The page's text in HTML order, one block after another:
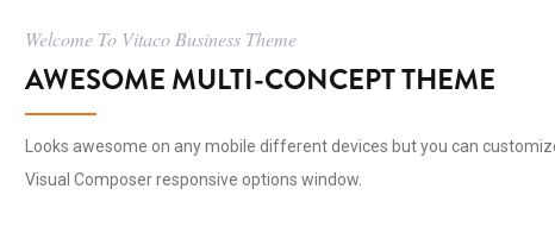
Welcome To Vitaco Business Theme
AWESOME MULTI-CONCEPT THEME
Looks awesome on any mobile different devices but you can
Visual Composer responsive options window.